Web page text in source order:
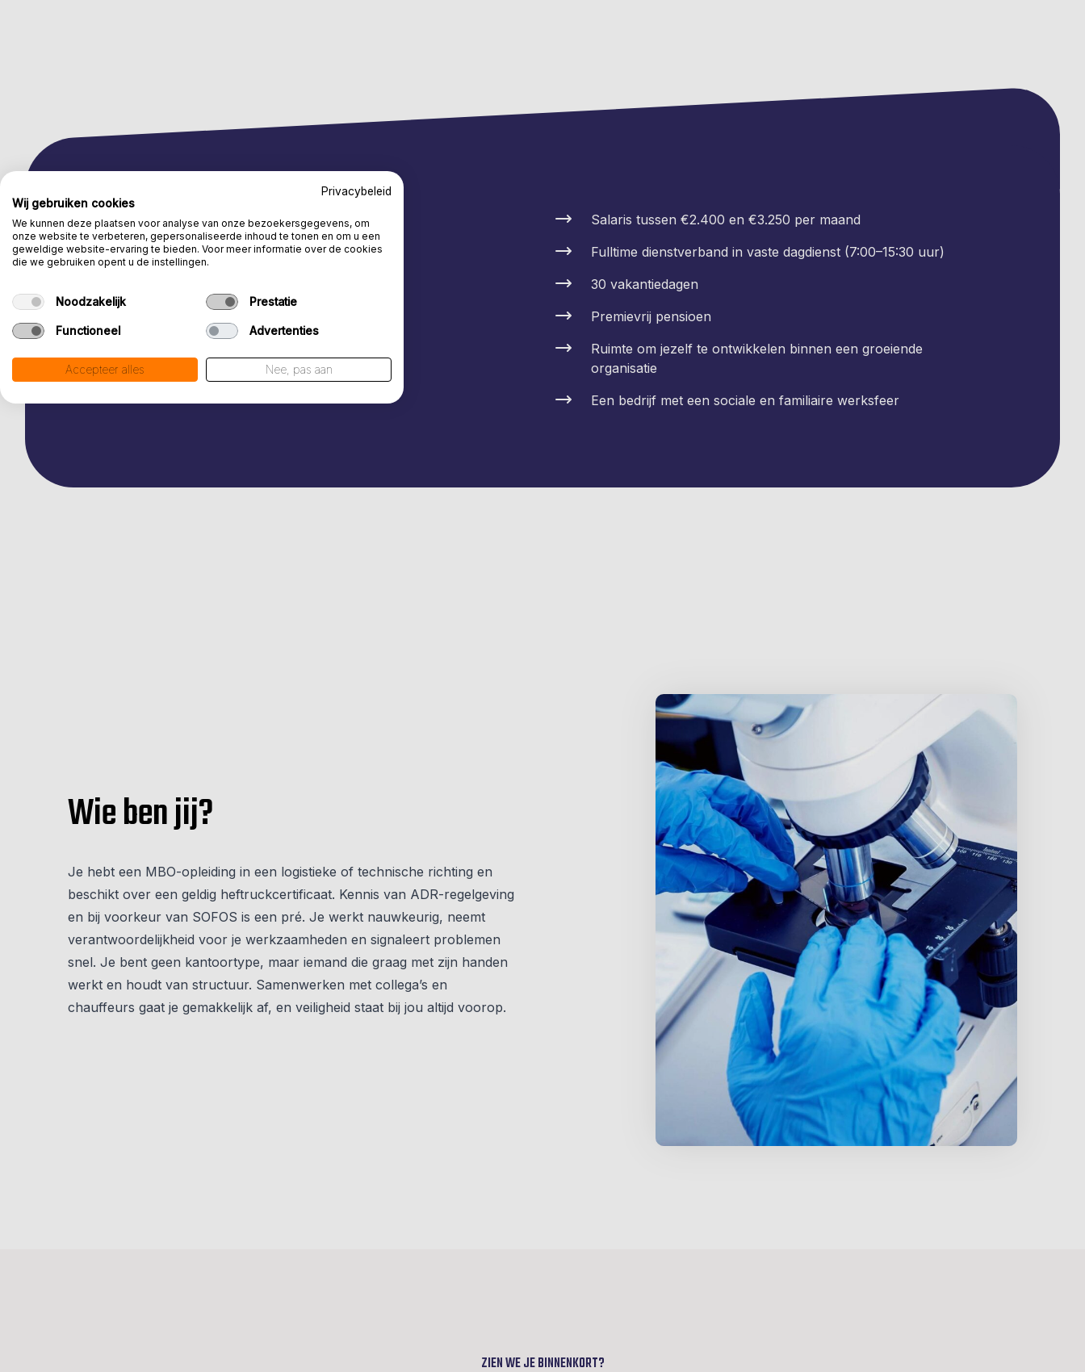
Wat krijg je van ons?
Salaris tussen €2.400 en €3.250 per maand
Fulltime dienstverband in vaste dagdienst (7:00–15:30 uur)
30 vakantiedagen
Premievrij pensioen
Ruimte om jezelf te ontwikkelen binnen een groeiende
organisatie
Een bedrijf met een sociale en familiaire werksfeer
Wie ben jij?
Je hebt een MBO-opleiding in een logistieke of technische richting en
beschikt over een geldig heftruckcertificaat. Kennis van ADR-regelgeving
en bij voorkeur van SOFOS is een pré. Je werkt nauwkeurig, neemt
verantwoordelijkheid voor je werkzaamheden en signaleert problemen
snel. Je bent geen kantoortype, maar iemand die graag met zijn handen
werkt en houdt van structuur. Samenwerken met collega’s en
chauffeurs gaat je gemakkelijk af, en veiligheid staat bij jou altijd voorop.
ZIEN WE JE BINNENKORT?
Privacybeleid
Wij gebruiken cookies
We kunnen deze plaatsen voor analyse van onze bezoekersgegevens, om
onze website te verbeteren, gepersonaliseerde inhoud te tonen en om u een
geweldige website-ervaring te bieden. Voor meer informatie over de cookies
die we gebruiken opent u de instellingen.
Noodzakelijk Prestatie
Functioneel Advertenties
Accepteer alles Nee, pas aan